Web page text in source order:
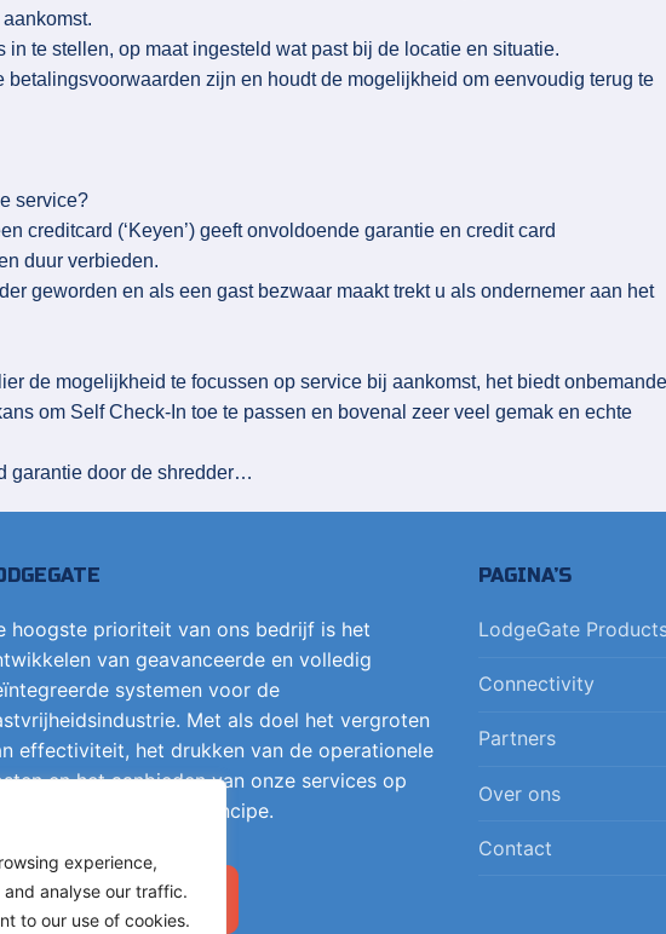
experience,
analyse our traffic.
to our use of cookies.
te stellen, op maat ingesteld wat past bij de locatie en situatie.
betalingsvoorwaarden zijn en houdt de mogelijkheid om eenvoudig terug te
service?
creditcard (‘Keyen’) geeft onvoldoende garantie en credit card
duur verbieden.
geworden en als een gast bezwaar maakt trekt u als ondernemer aan het
de mogelijkheid te focussen op service bij aankomst, het biedt onbemande
om Self Check-In toe te passen en bovenal zeer veel gemak en echte
garantie door de shredder…
hoogste prioriteit van ons bedrijf is het
van geavanceerde en volledig
systemen voor de
Met als doel het vergroten
effectiviteit, het drukken van de operationele
en het aanbieden van onze services op
“No Cure, No Pay” principe.
Neem contact op
PAGINA’S
LodgeGate
Connectivity
Partners
Over ons
Contact